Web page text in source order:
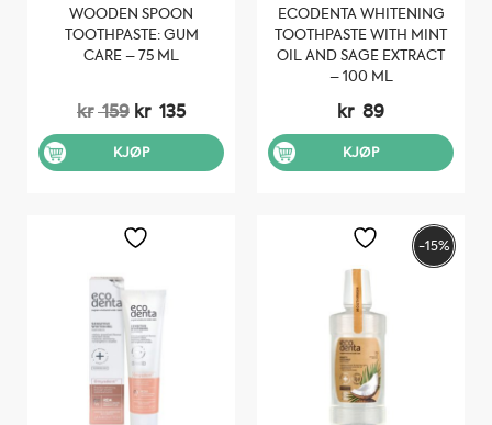
WOODEN SPOON
TOOTHPASTE: GUM
CARE – 75 ML
kr159 Opprinnelig
pris
var:
kr 159.
kr 135Nåværende
pris
kr 135.
KJØP
ECODENTA WHITENING
TOOTHPASTE WITH MINT
OIL AND SAGE EXTRACT
– 100 ML
kr 89
KJØP
-15%